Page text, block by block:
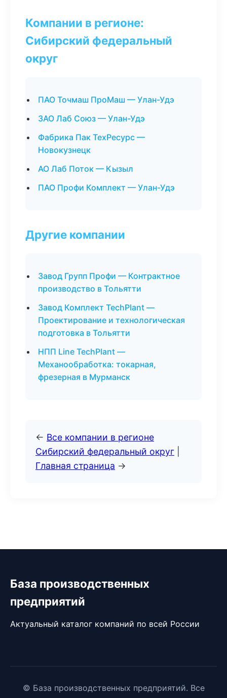
Компании в регионе:
Сибирский федеральный
округ
ПАО Точмаш ПроМаш — Улан-Удэ
ЗАО Лаб Союз — Улан-Удэ
Фабрика Пак ТехРесурс —
Новокузнецк
АО Лаб Поток — Кызыл
ПАО Профи Комплект — Улан-Удэ
Другие компании
Завод Групп Профи — Контрактное
производство в Тольятти
Завод Комплект TechPlant —
Проектирование и технологическая
подготовка в Тольятти
НПП Line TechPlant —
Механообработка: токарная,
фрезерная в Мурманск
← Все компании в регионе
Сибирский федеральный округ
Главная страница →
База производственных
предприятий
Актуальный каталог компаний по всей России
© База производственных предприятий. Все